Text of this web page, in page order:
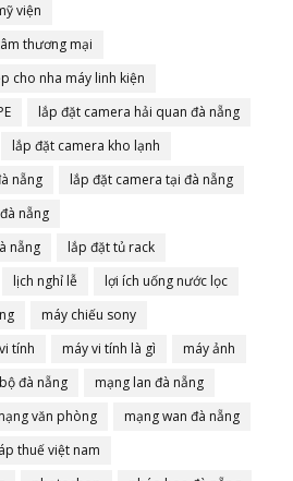
viện
thương mại
cho nha máy linh kiện
lắp đặt camera hải quan đà nẵng
lắp đặt camera kho lạnh
nẵng
lắp đặt camera tại đà nẵng
nẵng
nẵng
lắp đặt tủ rack
lịch nghỉ lễ
lợi ích uống nước lọc
máy chiếu sony
tính máy vi tính là gì
máy ảnh
đà nẵng
mạng lan đà nẵng
văn phòng
mạng wan đà nẵng
thuế việt nam